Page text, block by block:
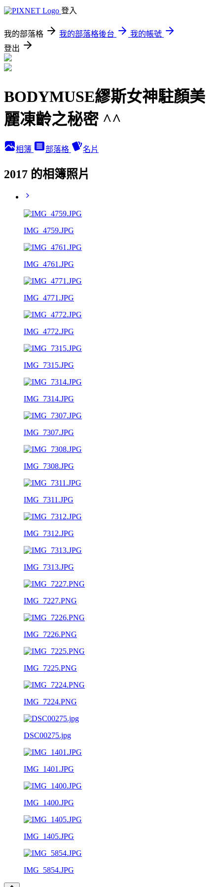
登入
我的部落格 我的部落格後台
我的帳號
登出
BODYMUSE繆斯女神駐顏美
麗凍齡之秘密 ^^
相簿 部落格 名片
2017 的相簿照片
IMG_4759.JPG
IMG_4761.JPG
IMG_4771.JPG
IMG_4772.JPG
IMG_7315.JPG
IMG_7314.JPG
IMG_7307.JPG
IMG_7308.JPG
IMG_7311.JPG
IMG_7312.JPG
IMG_7313.JPG
IMG_7227.PNG
IMG_7226.PNG
IMG_7225.PNG
IMG_7224.PNG
DSC00275.jpg
IMG_1401.JPG
IMG_1400.JPG
IMG_1405.JPG
IMG_5854.JPG